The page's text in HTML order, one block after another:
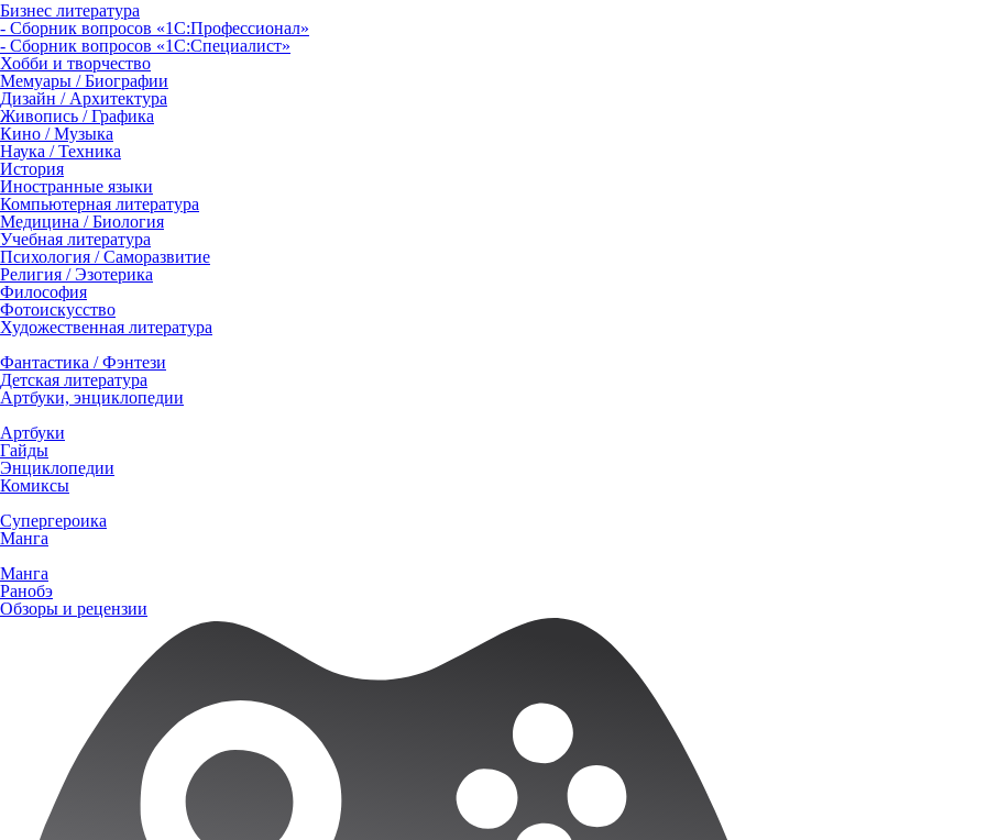
Бизнес литература
- Сборник вопросов «1С:Профессионал»
- Сборник вопросов «1С:Специалист»
Хобби и творчество
Мемуары / Биографии
Дизайн / Архитектура
Живопись / Графика
Кино / Музыка
Наука / Техника
История
Иностранные языки
Компьютерная литература
Медицина / Биология
Учебная литература
Психология / Саморазвитие
Религия / Эзотерика
Философия
Фотоискусство
Художественная литература
Фантастика / Фэнтези
Детская литература
Артбуки, энциклопедии
Артбуки
Гайды
Энциклопедии
Комиксы
Супергероика
Манга
Манга
Ранобэ
Обзоры и рецензии